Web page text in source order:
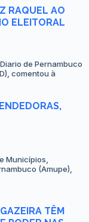
RAQUEL AO
ELEITORAL
de Pernambuco
comentou à
Municípios,
(Amupe),
TÊM